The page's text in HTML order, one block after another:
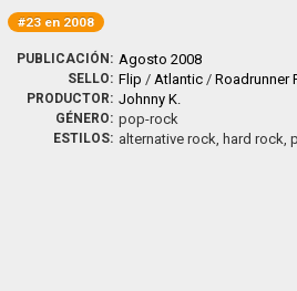
#23 en 2008
PUBLICACIÓN: Agosto 2008
SELLO: Flip /Atlantic /Roadrunner
PRODUCTOR: Johnny K.
GÉNERO: pop-rock
ESTILOS: alternative rock, hard rock,